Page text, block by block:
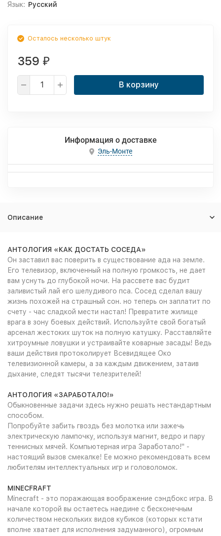
Язык: Русский
Осталось несколько штук
359 ₽
В корзину
Информация о доставке
Эль-Монте
Описание
АНТОЛОГИЯ «КАК ДОСТАТЬ СОСЕДА»
Он заставил вас поверить в существование ада на земле.
Его телевизор, включенный на полную громкость, не дает
вам уснуть до глубокой ночи. На рассвете вас будит
заливистый лай его шелудивого пса. Сосед сделал вашу
жизнь похожей на страшный сон. но теперь он заплатит по
счету - час сладкой мести настал! Превратите жилище
врага в зону боевых действий. Используйте свой богатый
арсенал жестоких шуток на полную катушку. Расставляйте
хитроумные ловушки и устраивайте коварные засады! Ведь
ваши действия протоколирует Всевидящее Око
телевизионной камеры, а за каждым движением, затаив
дыхание, следят тысячи телезрителей!
АНТОЛОГИЯ «ЗАРАБОТАЛО!»
Обыкновенные задачи здесь нужно решать нестандартным
способом.
Попробуйте забить гвоздь без молотка или зажечь
электрическую лампочку, используя магнит, ведро и пару
теннисных мячей. Компьютерная игра Заработало!" -
настоящий вызов смекалке! Ее можно рекомендовать всем
любителям интеллектуальных игр и головоломок.
MINECFRAFT
Minecraft - это поражающая воображение сэндбокс игра. В
начале которой вы остаетесь наедине с бесконечным
количеством нескольких видов кубиков (которых кстати
вполне хватает для исполнения задуманного), огромным